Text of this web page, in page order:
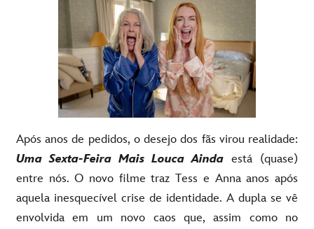
Após anos de pedidos, o desejo dos fãs virou realidade:
Uma Sexta-Feira Mais Louca Ainda está (quase)
entre nós. O novo filme traz Tess e Anna anos após
aquela inesquecível crise de identidade. A dupla se vê
envolvida em um novo caos que, assim como no